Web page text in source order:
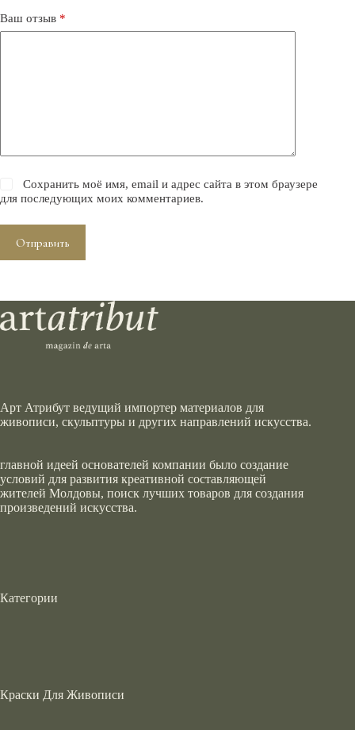
Ваш отзыв *
Сохранить моё имя, email и адрес сайта в этом браузере
для последующих моих комментариев.
Отправить
Арт Атрибут ведущий импортер материалов для
живописи, скульптуры и других направлений искусства.
главной идеей основателей компании было создание
условий для развития креативной составляющей
жителей Молдовы, поиск лучших товаров для создания
произведений искусства.
Категории
Краски Для Живописи